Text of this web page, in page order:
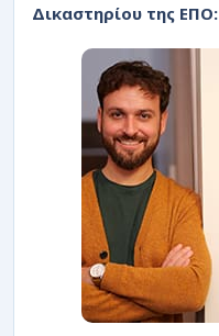
Δικαστηρίου της ΕΠΟ: